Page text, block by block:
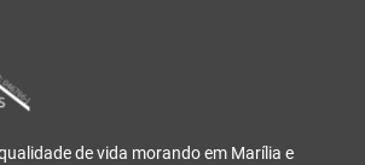
de vida morando em Marília e